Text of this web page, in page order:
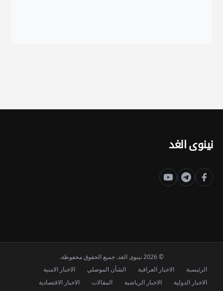
نينوى الغد
© 2026 نينوى الغد. جميع الحقوق محفوظة.
الرئيسية الاخبار العراقية الشأن الموصلي
الاخبار الامنية
الاخبار الدولية
الاخبار الرياضية المقالات
الاخبار الاقتصادية